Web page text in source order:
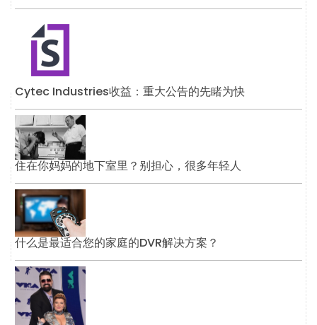
Cytec Industries收益：重大公告的先睹为快
住在你妈妈的地下室里？别担心，很多年轻人
什么是最适合您的家庭的DVR解决方案？